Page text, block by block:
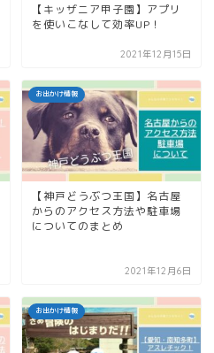
【キッザニア甲子園】アプリ
を使いこなして効率UP！
2021年12月15日
お出かけ情報
【神戸どうぶつ王国】名古屋
からのアクセス方法や駐車場
についてのまとめ
2021年12月6日
お出かけ情報